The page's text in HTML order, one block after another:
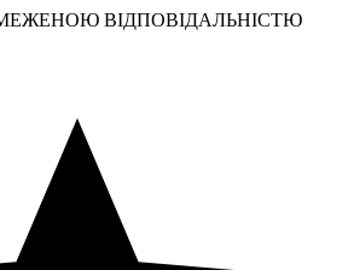
ВІДПОВІДАЛЬНІСТЮ